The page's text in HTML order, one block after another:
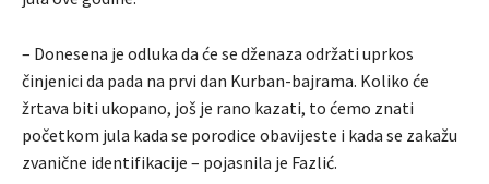
– Donesena je odluka da će se dženaza održati uprkos
činjenici da pada na prvi dan Kurban-bajrama. Koliko će
žrtava biti ukopano, još je rano kazati, to ćemo znati
početkom jula kada se porodice obavijeste i kada se zakažu
zvanične identifikacije – pojasnila je Fazlić.